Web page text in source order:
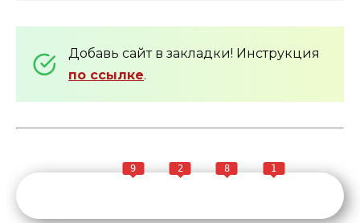
Добавь сайт в закладки! Инструкция
по ссылке.
9 2 8 1